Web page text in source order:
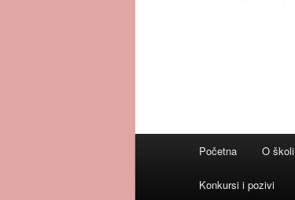
Početna O školi
Konkursi i pozivi